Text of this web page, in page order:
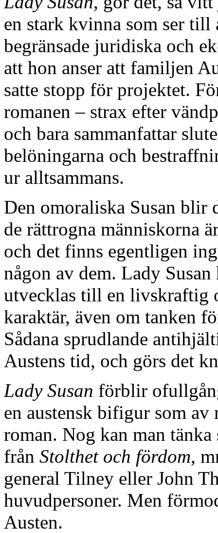
en stark kvinna som ser
begränsade juridiska och
att hon anser att familjen
satte stopp för projektet.
romanen – strax efter
och bara sammanfattar
belöningarna och
ur alltsammans.
Den omoraliska Susan blir
de rättrogna människorna
och det finns egentligen
någon av dem. Lady
utvecklas till en livskraftig
karaktär, även om tanken
Sådana sprudlande
Austens tid, och görs det
Lady Susan förblir
en austensk bifigur som
roman. Nog kan man
från Stolthet och fördom,
general Tilney eller John
huvudpersoner. Men
Austen.